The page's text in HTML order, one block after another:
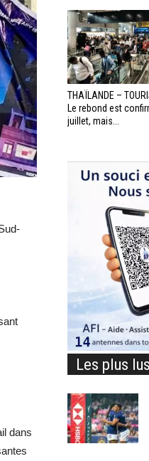
dans
THAÏLANDE –
Le rebond est
juillet, mais...
Les plus lus